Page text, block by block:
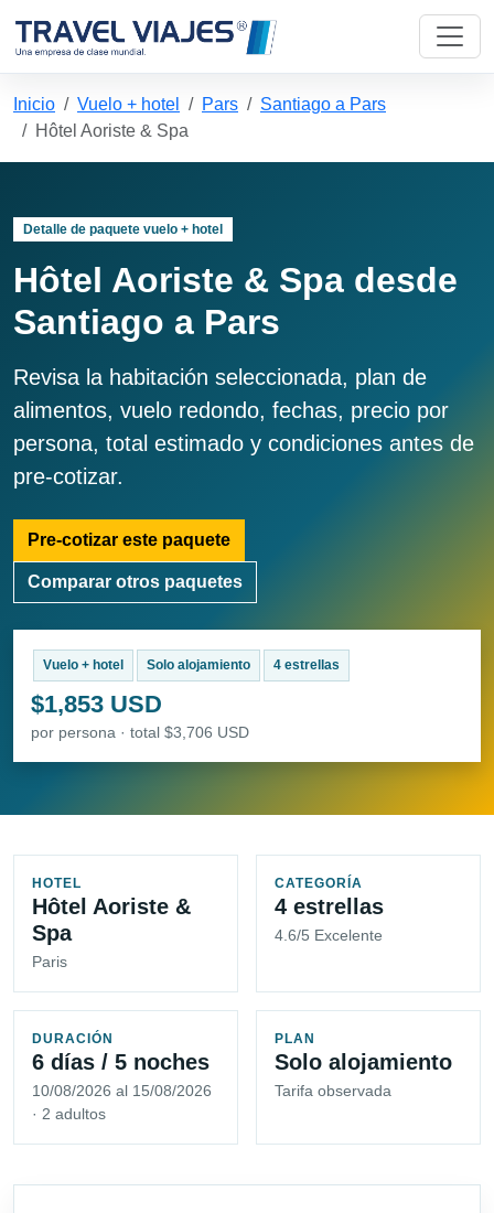
Inicio Vuelo + hotel Pars
Santiago a Pars
Hôtel Aoriste & Spa
Detalle de paquete vuelo + hotel
Hôtel Aoriste & Spa desde
Santiago a Pars
Revisa la habitación seleccionada, plan de
alimentos, vuelo redondo, fechas, precio por
persona, total estimado y condiciones antes de
pre-cotizar.
Pre-cotizar este paquete
Comparar otros paquetes
Vuelo + hotel Solo alojamiento 4 estrellas
$1,853 USD
por persona · total $3,706 USD
HOTEL
Hôtel Aoriste &
Spa
Paris
CATEGORÍA
4 estrellas
4.6/5 Excelente
DURACIÓN
6 días / 5 noches
10/08/2026 al 15/08/2026
· 2 adultos
PLAN
Solo alojamiento
Tarifa observada